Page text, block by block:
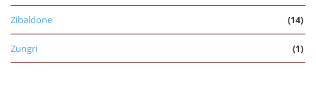
Zibaldone (14)
Zungri (1)